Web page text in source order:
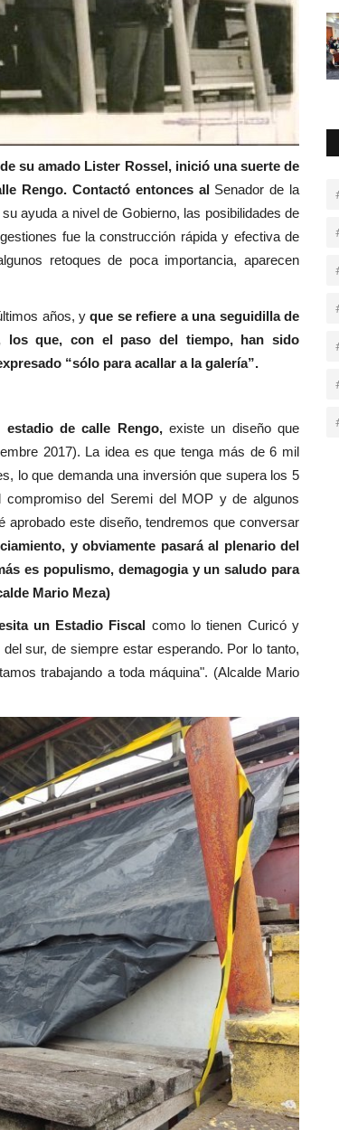
su amado Lister Rossel, inició una suerte de
Rengo. Contactó entonces alSenador de la
ayuda a nivel de Gobierno, las posibilidades de
fue la construcción rápida y efectiva de
retoques de poca importancia, aparecen
años, yque se refiere a una seguidilla de
los que, con el paso del tiempo, han sido
“sólo para acallar a la galería”.
de calle Rengo,existe un diseño que
2017). La idea es que tenga más de 6 mil
lo que demanda una inversión que supera los 5
del Seremi del MOP y de algunos
aprobado este diseño, tendremos que conversar
y obviamente pasará al plenario del
es populismo, demagogia y un saludo para
Mario Meza)
un Estadio Fiscal como lo tienen Curicó y
sur, de siempre estar esperando. Por lo tanto,
trabajando a toda máquina". (Alcalde Mario